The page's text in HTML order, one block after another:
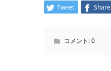
Tweet Share
コメント:0